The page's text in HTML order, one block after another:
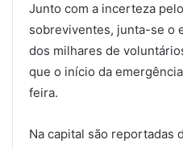
Junto com a incerteza
sobreviventes, junta-se o
dos milhares de
que o início da
feira.
Na capital são reportadas